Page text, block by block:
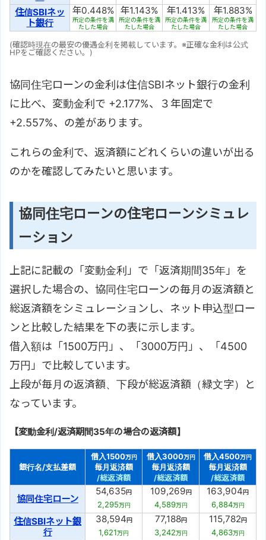
住信SBIネッ
ト銀行
年0.448%
所定の条件を満
たした場合
年1.143%
所定の条件を満
たした場合
年1.413%
所定の条件を満
たした場合
年1.883%
所定の条件を満
たした場合
(確認時現在の最安の優遇金利を掲載しています。※正確な金利は公式
HPをご確認ください。)
協同住宅ローンの金利は住信SBIネット銀行の金利
に比べ、変動金利で +2.177%、３年固定で
+2.557%、の差があります。
これらの金利で、返済額にどれくらいの違いが出る
のかを確認してみたいと思います。
協同住宅ローンの住宅ローンシミュレ
ーション
上記に記載の「変動金利」で「返済期間35年」を
選択した場合の、協同住宅ローンの毎月の返済額と
総返済額をシミュレーションし、ネット申込型ロー
ンと比較した結果を下の表に示します。
借入額は「1500万円」、「3000万円」、「4500
万円」で比較しています。
上段が毎月の返済額、下段が総返済額（緑文字）と
なっています。
【変動金利/返済期間35年の場合の返済額】
銀行名/支払差額
借入1500万円
毎月返済額
/総返済額
借入3000万円
毎月返済額
/総返済額
借入4500万円
毎月返済額
/総返済額
協同住宅ローン
54,635円
2,295万円
109,269円
4,589万円
163,904円
6,884万円
住信SBIネット銀
行
38,594円
1,621万円
77,188円
3,242万円
115,782円
4,863万円